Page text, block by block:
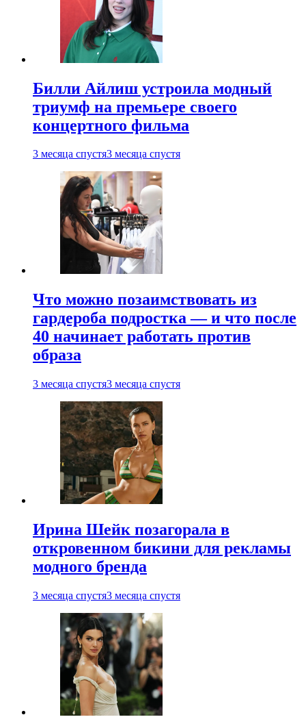
Билли Айлиш устроила модный
триумф на премьере своего
концертного фильма
3 месяца спустя3 месяца спустя
Что можно позаимствовать из
гардероба подростка — и что после
40 начинает работать против
образа
3 месяца спустя3 месяца спустя
Ирина Шейк позагорала в
откровенном бикини для рекламы
модного бренда
3 месяца спустя3 месяца спустя